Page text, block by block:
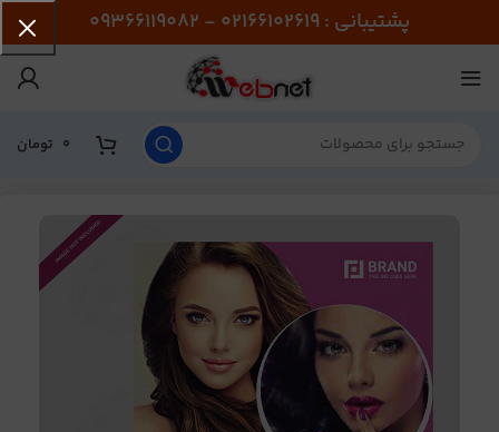
پشتیبانی : 02166102619 - 09366119082
0 تومان